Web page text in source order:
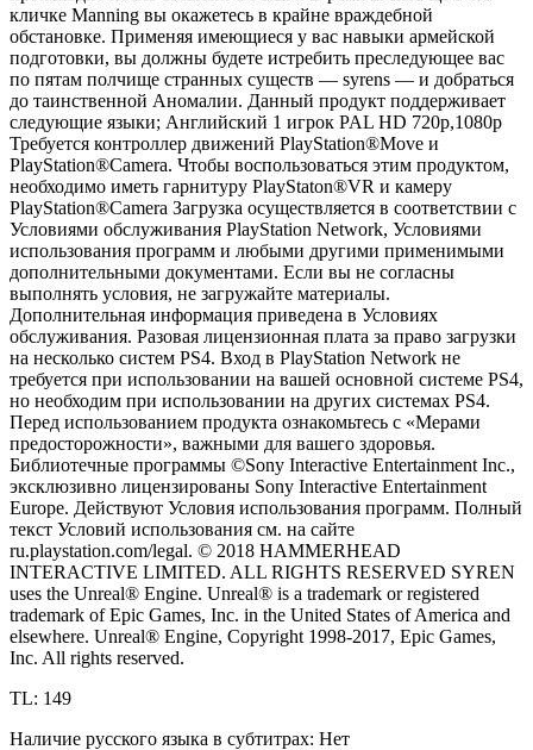
кличке Manning вы окажетесь в крайне враждебной
обстановке. Применяя имеющиеся у вас навыки армейской
подготовки, вы должны будете истребить преследующее вас
по пятам полчище странных существ — syrens — и добраться
до таинственной Аномалии. Данный продукт поддерживает
следующие языки; Английский 1 игрок PAL HD 720p,1080p
Требуется контроллер движений PlayStation®Move и
PlayStation®Camera. Чтобы воспользоваться этим продуктом,
необходимо иметь гарнитуру PlayStaton®VR и камеру
PlayStation®Camera Загрузка осуществляется в соответствии с
Условиями обслуживания PlayStation Network, Условиями
использования программ и любыми другими применимыми
дополнительными документами. Если вы не согласны
выполнять условия, не загружайте материалы.
Дополнительная информация приведена в Условиях
обслуживания. Разовая лицензионная плата за право загрузки
на несколько систем PS4. Вход в PlayStation Network не
требуется при использовании на вашей основной системе PS4,
но необходим при использовании на других системах PS4.
Перед использованием продукта ознакомьтесь с «Мерами
предосторожности», важными для вашего здоровья.
Библиотечные программы ©Sony Interactive Entertainment Inc.,
эксклюзивно лицензированы Sony Interactive Entertainment
Europe. Действуют Условия использования программ. Полный
текст Условий использования см. на сайте
ru.playstation.com/legal. © 2018 HAMMERHEAD
INTERACTIVE LIMITED. ALL RIGHTS RESERVED SYREN
uses the Unreal® Engine. Unreal® is a trademark or registered
trademark of Epic Games, Inc. in the United States of America and
elsewhere. Unreal® Engine, Copyright 1998-2017, Epic Games,
Inc. All rights reserved.
TL: 149
Наличие русского языка в субтитрах: Нет